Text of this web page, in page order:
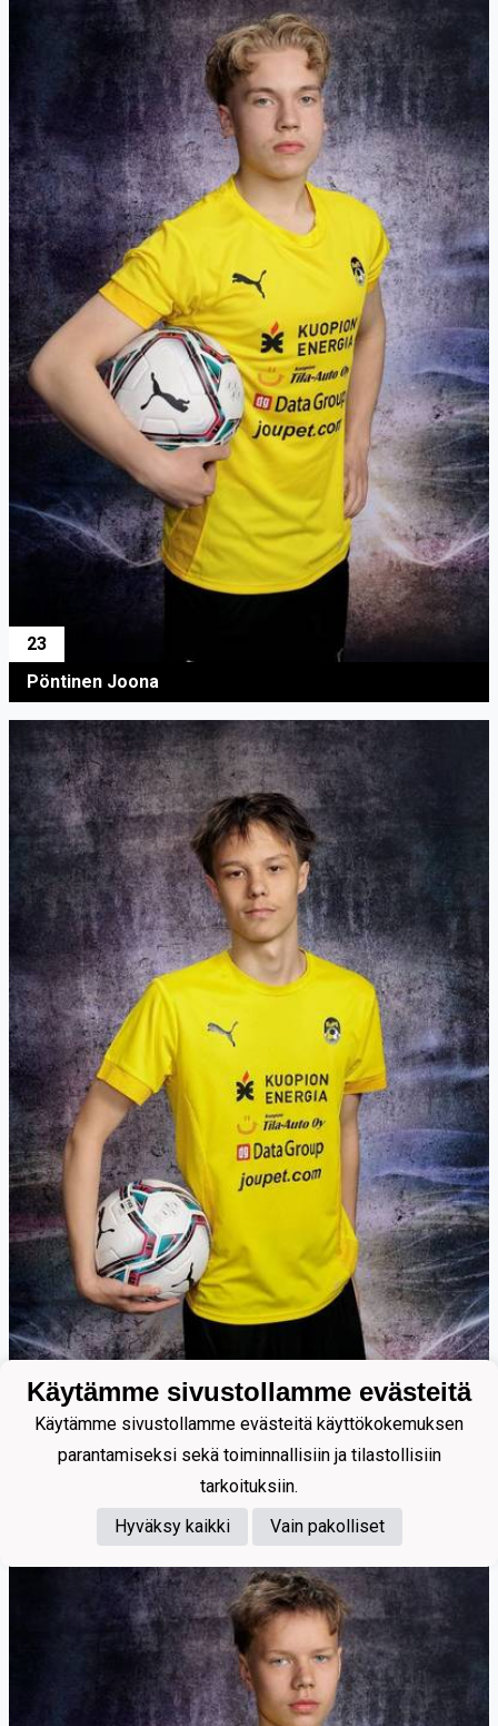
23
Pöntinen Joona
24
Raatikainen Aapo
Käytämme sivustollamme evästeitä
Käytämme sivustollamme evästeitä käyttökokemuksen
parantamiseksi sekä toiminnallisiin ja tilastollisiin
tarkoituksiin.
Hyväksy kaikki
Vain pakolliset